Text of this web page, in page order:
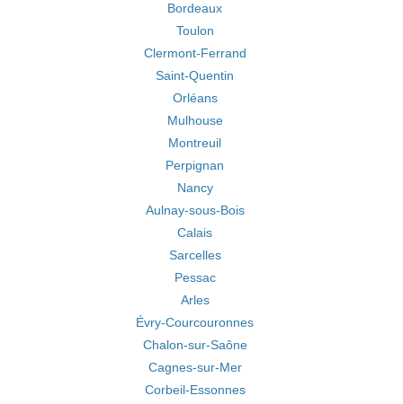
Bordeaux
Toulon
Clermont-Ferrand
Saint-Quentin
Orléans
Mulhouse
Montreuil
Perpignan
Nancy
Aulnay-sous-Bois
Calais
Sarcelles
Pessac
Arles
Évry-Courcouronnes
Chalon-sur-Saône
Cagnes-sur-Mer
Corbeil-Essonnes